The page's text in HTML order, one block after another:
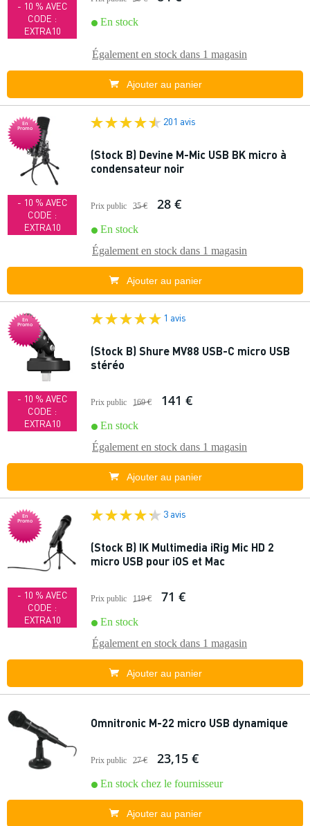
- 10 % AVEC
CODE :
EXTRA10
En stock
Également en stock dans 1 magasin
Ajouter au panier
En
Promo
- 10 % AVEC
CODE :
EXTRA10
201 avis
(Stock B) Devine M-Mic USB BK micro à
condensateur noir
Prix public 35 € 28 €
En stock
Également en stock dans 1 magasin
Ajouter au panier
En
Promo
- 10 % AVEC
CODE :
EXTRA10
1 avis
(Stock B) Shure MV88 USB-C micro USB
stéréo
Prix public 169 € 141 €
En stock
Également en stock dans 1 magasin
Ajouter au panier
En
Promo
- 10 % AVEC
CODE :
EXTRA10
3 avis
(Stock B) IK Multimedia iRig Mic HD 2
micro USB pour iOS et Mac
Prix public 119 € 71 €
En stock
Également en stock dans 1 magasin
Ajouter au panier
Omnitronic M-22 micro USB dynamique
Prix public 27 € 23,15 €
En stock chez le fournisseur
Ajouter au panier